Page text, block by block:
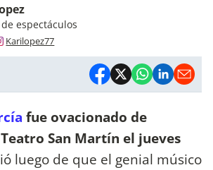
espectáculos
Karilopez77
fue ovacionado de
San Martín el jueves
luego de que el genial músico